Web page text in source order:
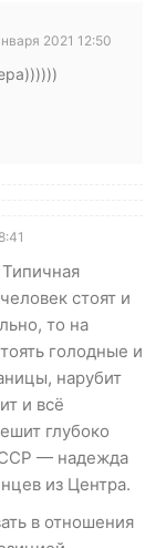
2021 12:50
стоят и
то на
голодные и
нарубит
и всё
глубоко
— надежда
из Центра.
в отношения